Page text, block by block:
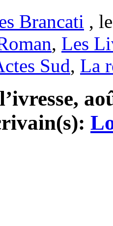
Brancati ,
, Les
Sud, La